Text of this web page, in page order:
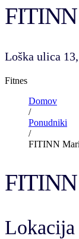
Loška ulica
Fitnes
Domov
/
Ponudniki
/
FITINN
Lokacija